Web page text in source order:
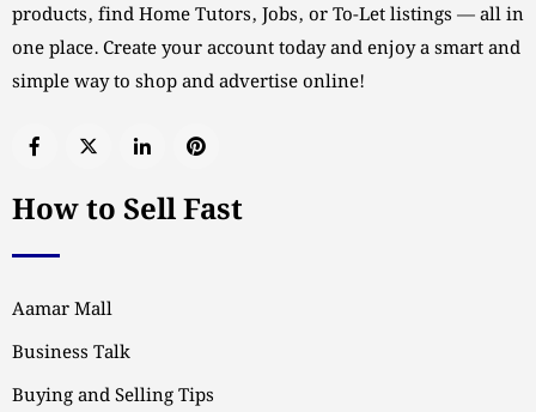
products, find Home Tutors, Jobs, or To-Let listings — all in
one place. Create your account today and enjoy a smart and
simple way to shop and advertise online!
How to Sell Fast
Aamar Mall
Business Talk
Buying and Selling Tips